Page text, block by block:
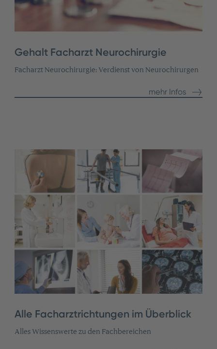
Gehalt Facharzt Neurochirurgie
Facharzt Neurochirurgie: Verdienst von Neurochirurgen
mehr Infos
Alle Facharztrichtungen im Überblick
Alles Wissenswerte zu den Fachbereichen